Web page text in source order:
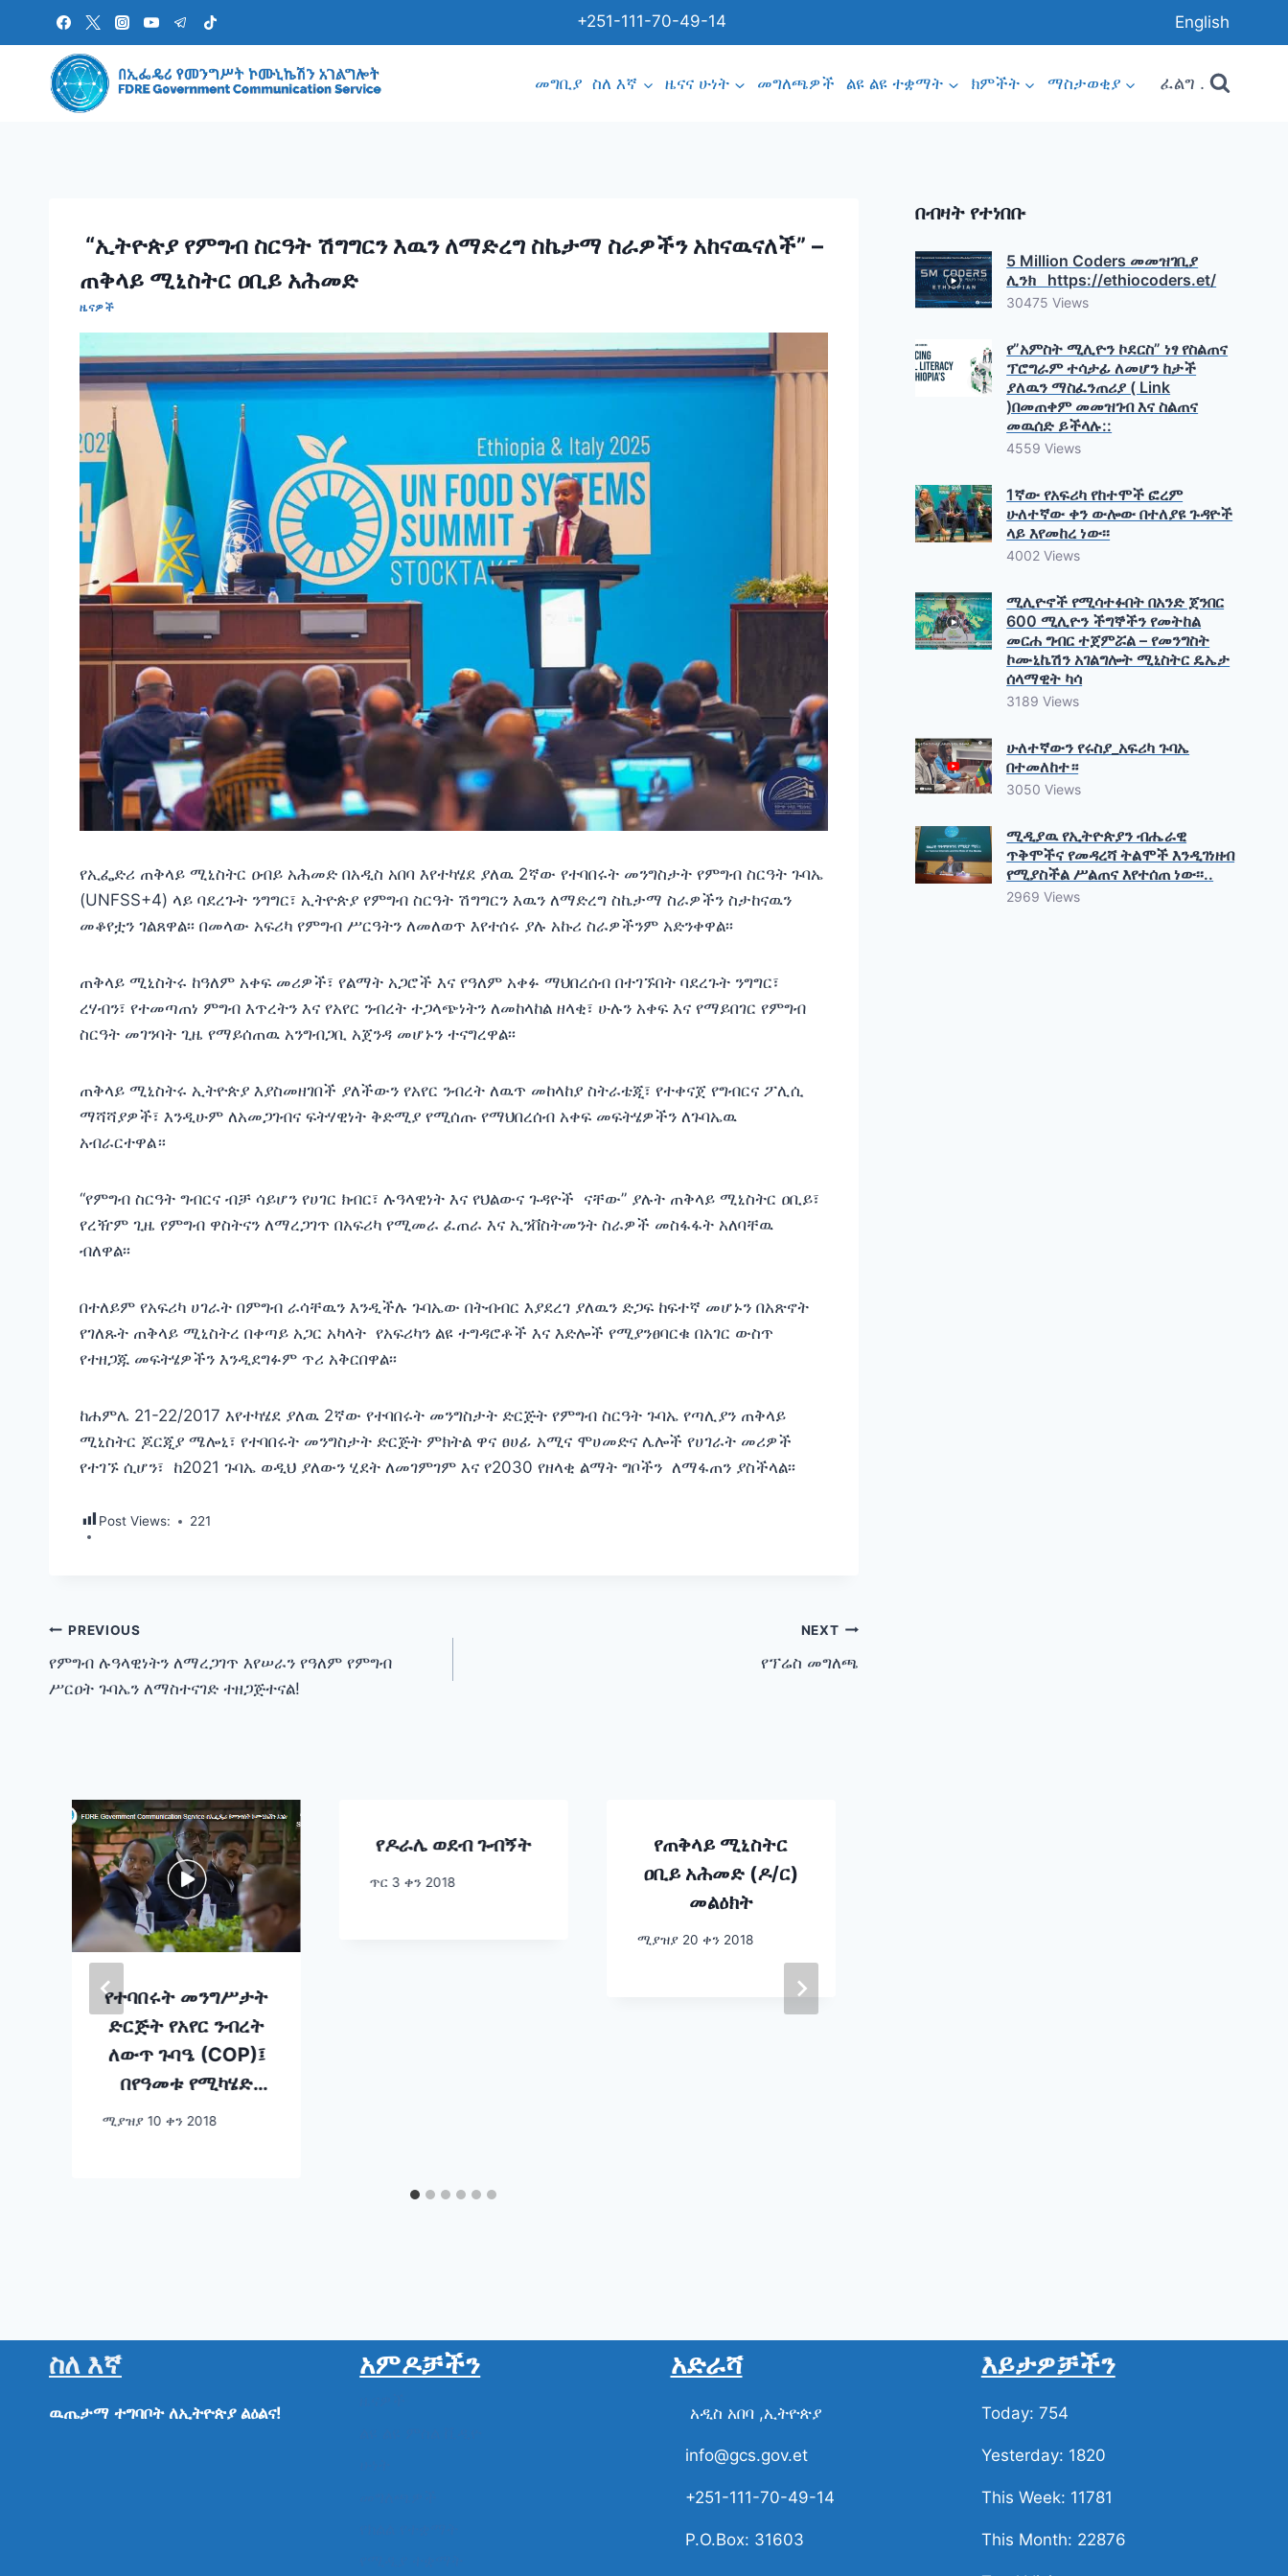
content
+251-111-70-49-14 English
መግቢያ ስለ እኛ ዜናና ሁነት መግለጫዎች ልዩ ልዩ ተቋማት ክምችት ማስታወቂያ ፈልግ .
“ኢትዮጵያ የምግብ ስርዓት ሽግግርን እዉን ለማድረግ ስኬታማ ስራዎችን አከናዉናለች” –
ጠቅላይ ሚኒስትር ዐቢይ አሕመድ
ዜናዎች
የኢፌድሪ ጠቅላይ ሚኒስትር ዐብይ አሕመድ በአዲስ አበባ እየተካሄደ ያለዉ 2ኛው የተባበሩት መንግስታት የምግብ ስርዓት ጉባኤ
(UNFSS+4) ላይ ባደረጉት ንግግር፣ ኢትዮጵያ የምግብ ስርዓት ሽግግርን እዉን ለማድረግ ስኬታማ ስራዎችን ስታከናዉን
መቆየቷን ገልጸዋል፡፡ በመላው አፍሪካ የምግብ ሥርዓትን ለመለወጥ እየተሰሩ ያሉ አኩሪ ስራዎችንም አድንቀዋል፡፡
ጠቅላይ ሚኒስትሩ ከዓለም አቀፍ መሪዎች፣ የልማት አጋሮች እና የዓለም አቀፉ ማህበረሰብ በተገኙበት ባደረጉት ንግግር፣
ረሃብን፣ የተመጣጠነ ምግብ እጥረትን እና የአየር ንብረት ተጋላጭነትን ለመከላከል ዘላቂ፣ ሁሉን አቀፍ እና የማይበገር የምግብ
ስርዓት መገንባት ጊዜ የማይሰጠዉ አንግብጋቢ አጀንዳ መሆኑን ተናግረዋል፡፡
ጠቅላይ ሚኒስትሩ ኢትዮጵያ እያስመዘገበች ያለችውን የአየር ንብረት ለዉጥ መከላከያ ስትራቴጂ፣ የተቀናጀ የግብርና ፖሊሲ
ማሻሻያዎች፣ እንዲሁም ለአመጋገብና ፍትሃዊነት ቅድሚያ የሚሰጡ የማህበረሰብ አቀፍ መፍትሄዎችን ለጉባኤዉ
አብራርተዋል።
“የምግብ ስርዓት ግብርና ብቻ ሳይሆን የሀገር ክብር፣ ሉዓላዊነት እና የህልውና ጉዳዮች ናቸው” ያሉት ጠቅላይ ሚኒስትር ዐቢይ፣
የረዥም ጊዜ የምግብ ዋስትናን ለማረጋገጥ በአፍሪካ የሚመራ ፈጠራ እና ኢንቨስትመንት ስራዎች መስፋፋት አለባቸዉ
ብለዋል፡፡
በተለይም የአፍሪካ ሀገራት በምግብ ራሳቸዉን እንዲችሉ ጉባኤው በትብብር እያደረገ ያለዉን ድጋፍ ከፍተኛ መሆኑን በአጽኖት
የገለጹት ጠቅላይ ሚኒስትረ በቀጣይ አጋር አካላት የአፍሪካን ልዩ ተግዳሮቶች እና እድሎች የሚያንፀባርቁ በአገር ውስጥ
የተዘጋጁ መፍትሄዎችን እንዲደግፉም ጥሪ አቅርበዋል፡፡
ከሐምሌ 21-22/2017 እየተካሄደ ያለዉ 2ኛው የተባበሩት መንግስታት ድርጅት የምግብ ስርዓት ጉባኤ የጣሊያን ጠቅላይ
ሚኒስትር ጆርጂያ ሜሎኒ፣ የተባበሩት መንግስታት ድርጅት ምክትል ዋና ፀሀፊ አሚና ሞሀመድና ሌሎች የሀገራት መሪዎች
የተገኙ ሲሆን፣ ከ2021 ጉባኤ ወዲህ ያለውን ሂደት ለመገምገም እና የ2030 የዘላቂ ልማት ግቦችን ለማፋጠን ያስችላል፡፡
Post Views: 221
Post
navigation
PREVIOUS
የምግብ ሉዓላዊነትን ለማረጋገጥ እየሠራን የዓለም የምግብ
ሥርዐት ጉባኤን ለማስተናገድ ተዘጋጅተናል!
NEXT
የፕሬስ መግለጫ
የተባበሩት መንግሥታት
ድርጅት የአየር ንብረት
ለውጥ ጉባዔ (COP)፤
በየዓመቱ የሚካሄድ
የዓለማችን ትልቁ የአየር
ሚያዝያ 10 ቀን 2018
የዶራሌ ወደብ ጉብኝት
ጥር 3 ቀን 2018
የጠቅላይ ሚኒስትር
ዐቢይ አሕመድ (ዶ/ር)
መልዕክት
ሚያዝያ 20 ቀን 2018
በብዛት የተነበቡ
5 Million Coders መመዝገቢያ
ሊንክ https://ethiocoders.et/
30475 Views
የ”አምስት ሚሊዮን ኮደርስ” ነፃ የስልጠና
ፕሮግራም ተሳታፊ ለመሆን ከታች
ያለዉን ማስፈንጠሪያ ( Link
)በመጠቀም መመዝገብ እና ስልጠና
መዉሰድ ይችላሉ::
4559 Views
1ኛው የአፍሪካ የከተሞች ፎረም
ሁለተኛው ቀን ውሎው በተለያዩ ጉዳዮች
ላይ እየመከረ ነው፡፡
4002 Views
ሚሊዮኖች የሚሳተፉበት በአንድ ጀንበር
600 ሚሊዮን ችግኞችን የመትከል
መርሐ ግብር ተጀምሯል – የመንግስት
ኮሙኒኬሽን አገልግሎት ሚኒስትር ዴኤታ
ሰላማዊት ካሳ
3189 Views
ሁለተኛውን የሩስያ_አፍሪካ ጉባኤ
በተመለከተ።
3050 Views
ሚዲያዉ የኢትዮጵያን ብሔራዊ
ጥቅሞችና የመዳረሻ ትልሞች እንዲገነዘብ
የሚያስችል ሥልጠና እየተሰጠ ነው፡፡..
2969 Views
ስለ እኛ
ዉጤታማ ተግባቦት ለኢትዮጵያ ልዕልና!
አምዶቻችን አድራሻ
አዲስ አበባ ,ኢትዮጵያ
info@gcs.gov.et
+251-111-70-49-14
P.O.Box: 31603
እይታዎቻችን
Today: 754
Yesterday: 1820
This Week: 11781
This Month: 22876